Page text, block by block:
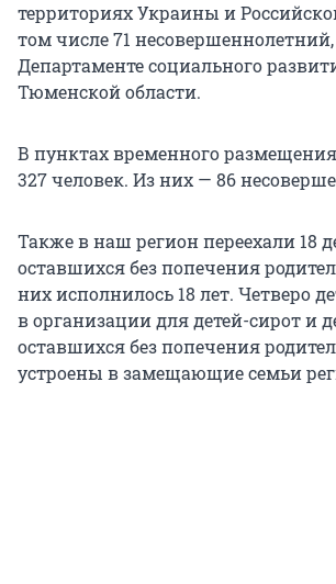
территориях Украины и
том числе 71
Департаменте социального
Тюменской области.
В пунктах временного
327 человек. Из них — 86
Также в наш регион переехали 18
оставшихся без попечения
них исполнилось 18 лет. Четверо
в организации для детей-сирот и
оставшихся без попечения
устроены в замещающие семьи